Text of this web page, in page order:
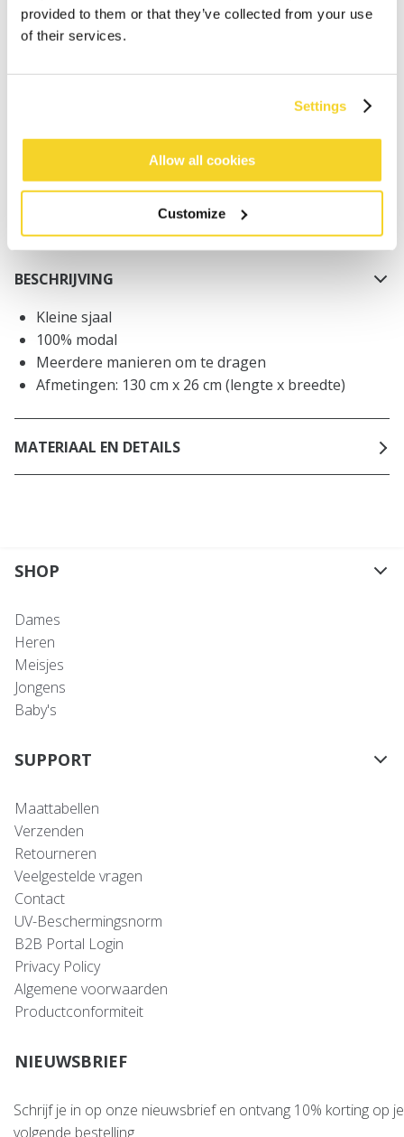
provided to them or that they’ve collected from your use
of their services.
Settings
Allow all cookies
Customize
Bestellingen die op werkdagen vóór 12:00 uur
worden geplaatst, worden dezelfde dag verzonden
Gratis verzending voor orders boven € 50,- binnen
Binnen 30 dagen retourneren
BESCHRIJVING
Kleine sjaal
100% modal
Meerdere manieren om te dragen
Afmetingen: 130 cm x 26 cm (lengte x breedte)
MATERIAAL EN DETAILS
SHOP
Dames
Heren
Meisjes
Jongens
Baby's
SUPPORT
Maattabellen
Verzenden
Retourneren
Veelgestelde vragen
Contact
UV-Beschermingsnorm
B2B Portal Login
Privacy Policy
Algemene voorwaarden
Productconformiteit
NIEUWSBRIEF
Schrijf je in op onze nieuwsbrief en ontvang 10% korting op je
volgende bestelling